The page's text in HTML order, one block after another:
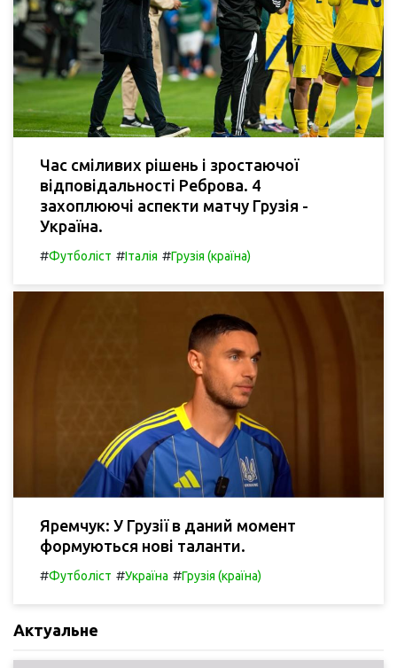
Час сміливих рішень і зростаючої
відповідальності Реброва. 4
захоплюючі аспекти матчу Грузія -
Україна.
#Футболіст #Італія #Грузія (країна)
Яремчук: У Грузії в даний момент
формуються нові таланти.
#Футболіст #Україна #Грузія (країна)
Актуальне